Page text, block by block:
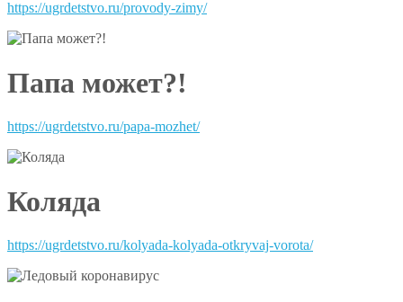
https://ugrdetstvo.ru/provody-zimy/
Папа может?!
https://ugrdetstvo.ru/papa-mozhet/
Коляда
https://ugrdetstvo.ru/kolyada-kolyada-otkryvaj-vorota/